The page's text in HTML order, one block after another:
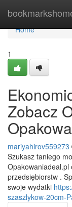
Home
Home
1
Zobacz
mariyahirov559273
Szukasz taniego
przedsiębiorstw .
swoje wydatki
szaszlykow-20cm-